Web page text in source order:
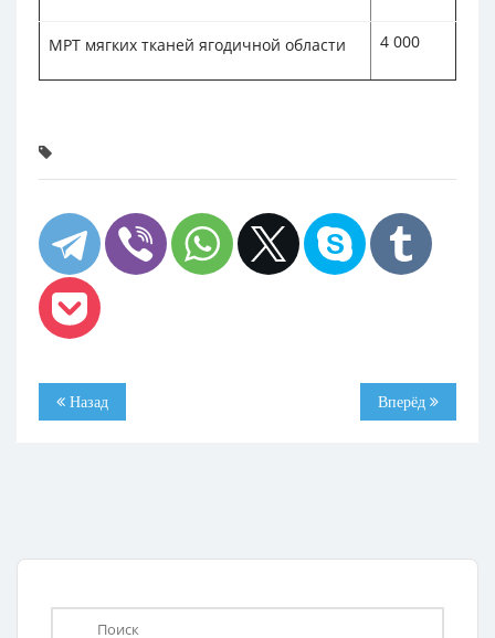
МРТ мягких тканей ягодичной области 4 000
Назад Вперёд